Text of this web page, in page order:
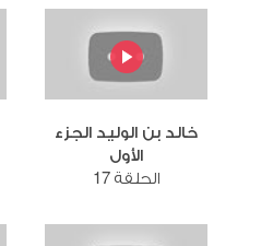
خالد بن الوليد الجزء
الأول
الحلقة 17